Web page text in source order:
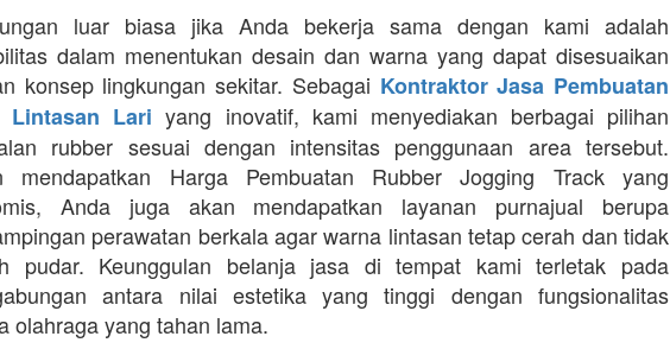
luar biasa jika Anda bekerja sama dengan kami adalah
dalam menentukan desain dan warna yang dapat disesuaikan
konsep lingkungan sekitar. Sebagai Kontraktor Jasa Pembuatan
Lintasan Lari yang inovatif, kami menyediakan berbagai pilihan
rubber sesuai dengan intensitas penggunaan area tersebut.
mendapatkan Harga Pembuatan Rubber Jogging Track yang
Anda juga akan mendapatkan layanan purnajual berupa
perawatan berkala agar warna lintasan tetap cerah dan tidak
pudar. Keunggulan belanja jasa di tempat kami terletak pada
antara nilai estetika yang tinggi dengan fungsionalitas
olahraga yang tahan lama.